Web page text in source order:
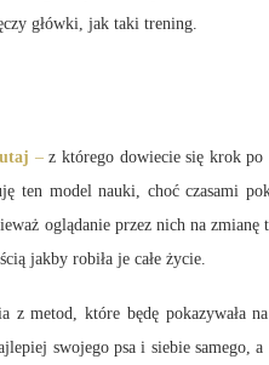
główki, jak taki trening.
–z którego dowiecie się krok po
ten model nauki, choć czasami
oglądanie przez nich na zmianę
jakby robiła je całe życie.
z metod, które będę pokazywała
swojego psa i siebie samego, a